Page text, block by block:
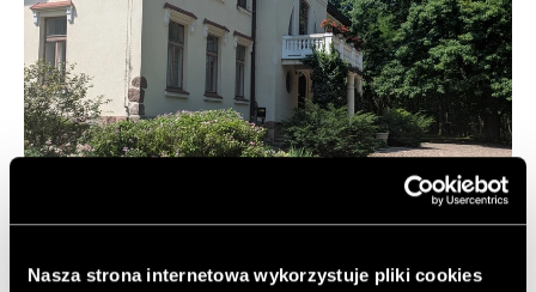
Nasza strona internetowa wykorzystuje pliki cookies
SZTUKA